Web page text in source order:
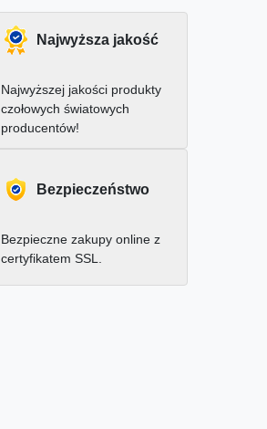
Najwyższa jakość
Najwyższej jakości produkty
czołowych światowych
producentów!
Bezpieczeństwo
Bezpieczne zakupy online z
certyfikatem SSL.